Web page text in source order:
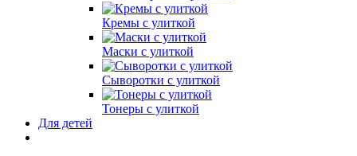
Кремы с улиткой
Маски с улиткой
Сыворотки с улиткой
Тонеры с улиткой
Для детей